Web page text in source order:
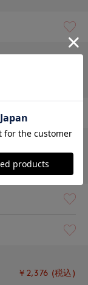
￥2,376 (税込)
￥2,376 (税込)